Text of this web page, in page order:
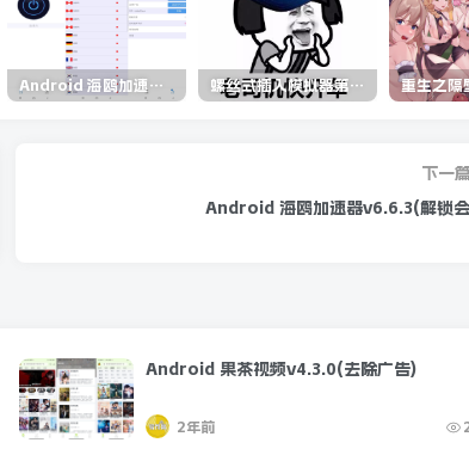
Android 海鸥加速器v6.6.3(解锁会员)
螺丝式插入模拟器第5代/NejicomiSimulator.Vol.5.v1.0.2
下一篇
Android 海鸥加速器v6.6.3(解锁
Android 果茶视频v4.3.0(去除广告)
2年前